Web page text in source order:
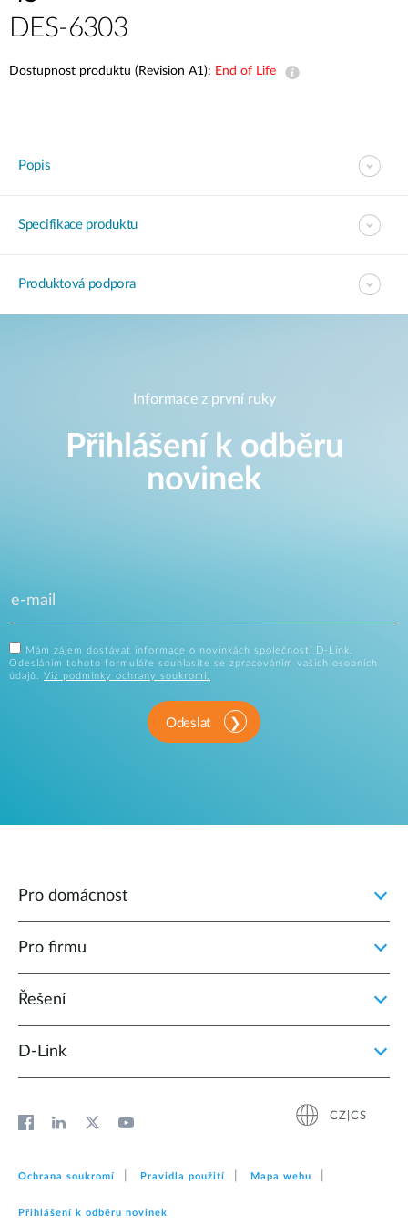
DES-6303
Dostupnost produktu (Revision A1): End of Life
Popis
Specifikace produktu
Produktová podpora
Informace z první ruky
Přihlášení k odběru
novinek
Mám zájem dostávat informace o novinkách společnosti D-Link.
Odesláním tohoto formuláře souhlasíte se zpracováním vašich osobních
údajů. Viz podmínky ochrany soukromí.
Odeslat
Pro domácnost
Pro firmu
Řešení
D‑Link
CZ|CS
Ochrana soukromí Pravidla použití Mapa webu
Přihlášení k odběru novinek